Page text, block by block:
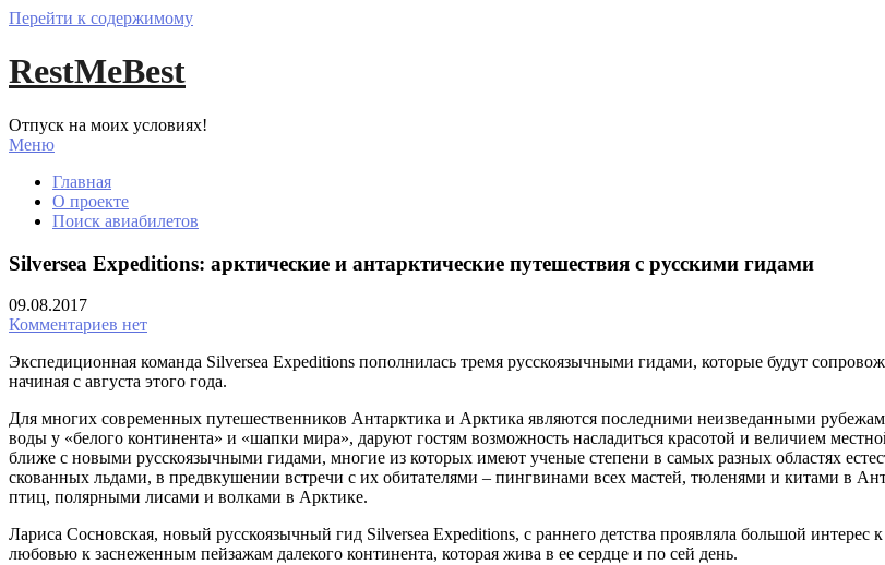
Перейти к содержимому
RestMeBest
Отпуск на моих условиях!
Меню
Главная
О проекте
Поиск авиабилетов
Silversea Expeditions: арктические и антарктические путешествия с русскими гидами
09.08.2017
Комментариев нет
Экспедиционная команда Silversea Expeditions пополнилась тремя русскоязычными гидами, которые будут
начиная с августа этого года.
Для многих современных путешественников Антарктика и Арктика являются последними неизведанными
воды у «белого континента» и «шапки мира», даруют гостям возможность насладиться красотой и величием
ближе с новыми русскоязычными гидами, многие из которых имеют ученые степени в самых разных областях
скованных льдами, в предвкушении встречи с их обитателями – пингвинами всех мастей, тюленями и китами в
птиц, полярными лисами и волками в Арктике.
Лариса Сосновская, новый русскоязычный гид Silversea Expeditions, с раннего детства проявляла большой интерес
любовью к заснеженным пейзажам далекого континента, которая жива в ее сердце и по сей день.